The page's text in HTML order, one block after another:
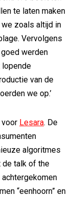
te laten maken
we zoals altijd in
Vervolgens
werden
lopende
van de
we op.’
voor Lesara. De
algoritmes
de talk of the
achtergekomen
“eenhoorn” en